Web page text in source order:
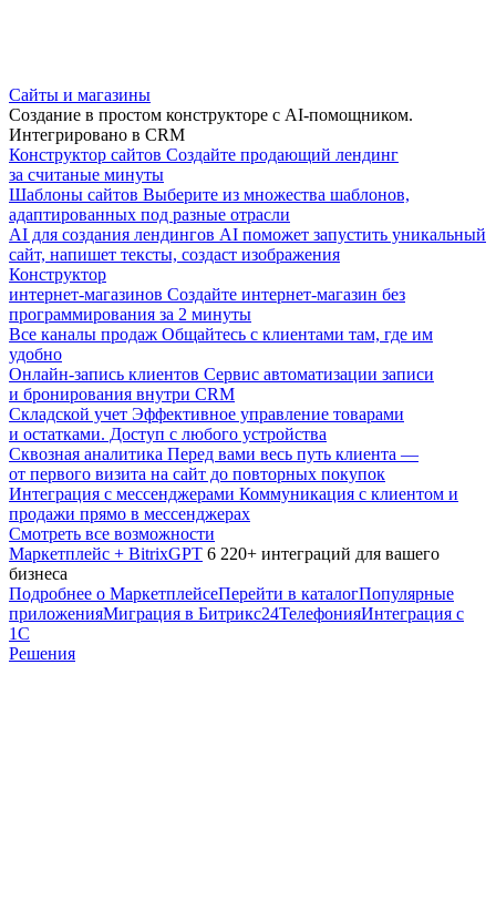
Сайты и магазины
Создание в простом конструкторе с AI-помощником.
Интегрировано в CRM
Конструктор сайтов Создайте продающий лендинг
за считаные минуты
Шаблоны сайтов Выберите из множества шаблонов,
адаптированных под разные отрасли
AI для создания лендингов AI поможет запустить уникальный
сайт, напишет тексты, создаст изображения
Конструктор
интернет-магазинов Создайте интернет-магазин без
программирования за 2 минуты
Все каналы продаж Общайтесь с клиентами там, где им
удобно
Онлайн-запись клиентов Сервис автоматизации записи
и бронирования внутри CRM
Складской учет Эффективное управление товарами
и остатками. Доступ с любого устройства
Сквозная аналитика Перед вами весь путь клиента —
от первого визита на сайт до повторных покупок
Интеграция с мессенджерами Коммуникация с клиентом и
продажи прямо в мессенджерах
Смотреть все возможности
Маркетплейс + BitrixGPT 6 220+ интеграций для вашего
бизнеса
Подробнее о МаркетплейсеПерейти в каталогПопулярные
приложенияМиграция в Битрикс24ТелефонияИнтеграция с
1С
Решения